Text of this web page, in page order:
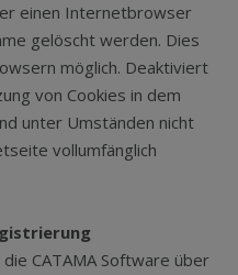
einen Internetbrowser
gelöscht werden. Dies
möglich. Deaktiviert
von Cookies in dem
unter Umständen nicht
vollumfänglich
CATAMA Software über